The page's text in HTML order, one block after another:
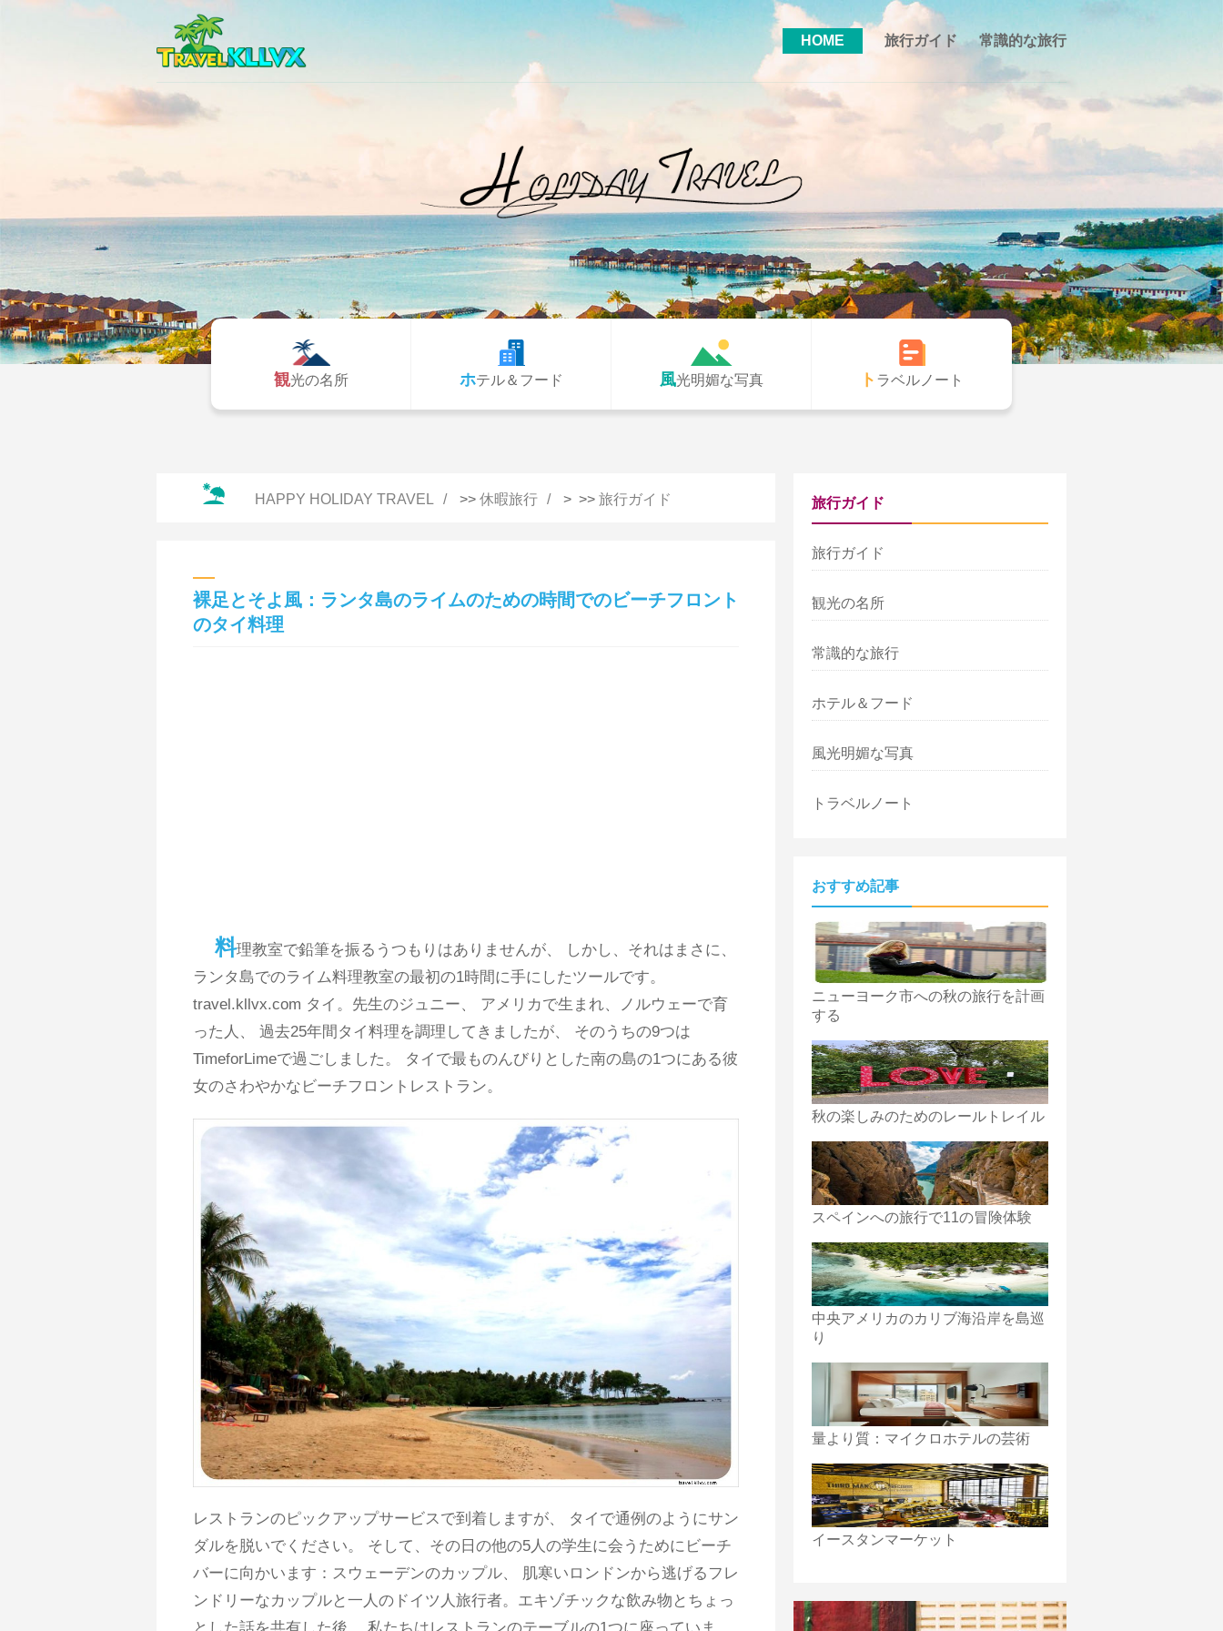
HOME 旅行ガイド 常識的な旅行
観光の名所 ホテル＆フード 風光明媚な写真 トラベルノート
HAPPY HOLIDAY TRAVEL >> 休暇旅行 > >> 旅行ガイド
裸足とそよ風：ランタ島のライムのための時間でのビーチフロント
のタイ料理
料理教室で鉛筆を振るうつもりはありませんが、 しかし、それはまさに、
ランタ島でのライム料理教室の最初の1時間に手にしたツールです。
travel.kllvx.com タイ。先生のジュニー、 アメリカで生まれ、ノルウェーで育
った人、 過去25年間タイ料理を調理してきましたが、 そのうちの9つは
TimeforLimeで過ごしました。 タイで最ものんびりとした南の島の1つにある彼
女のさわやかなビーチフロントレストラン。
レストランのピックアップサービスで到着しますが、 タイで通例のようにサン
ダルを脱いでください。 そして、その日の他の5人の学生に会うためにビーチ
バーに向かいます：スウェーデンのカップル、 肌寒いロンドンから逃げるフレ
ンドリーなカップルと一人のドイツ人旅行者。エキゾチックな飲み物とちょっ
旅行ガイド
旅行ガイド
観光の名所
常識的な旅行
ホテル＆フード
風光明媚な写真
トラベルノート
おすすめ記事
ニューヨーク市への秋の旅行を計画
する
秋の楽しみのためのレールトレイル
スペインへの旅行で11の冒険体験
中央アメリカのカリブ海沿岸を島巡
り
量より質：マイクロホテルの芸術
イースタンマーケット